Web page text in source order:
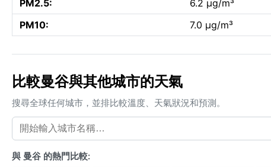
PM2.5:
6.2 µg/m³
PM10:
7.0 µg/m³
比較曼谷與其他城市的天氣
搜尋全球任何城市，並排比較溫度、天氣狀況和預測。
與 曼谷 的熱門比較: